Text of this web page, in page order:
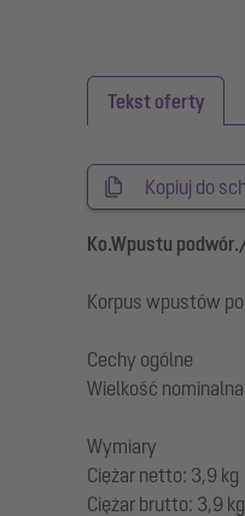
Tekst oferty
Kopiuj do
Ko.Wpustu
Korpus wpustów
Cechy ogólne
Wielkość nominalna
Wymiary
Ciężar netto: 3,9 kg
Ciężar brutto: 3,9 kg